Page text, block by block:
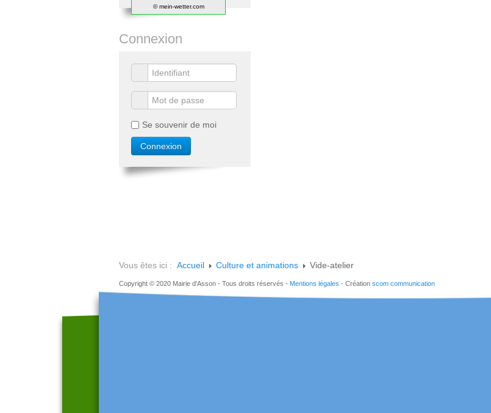
© mein-wetter.com
Connexion
Se souvenir de moi
Vous êtes ici : Accueil Culture et animations Vide-atelier
Copyright © 2020 Mairie d'Asson - Tous droits réservés - Mentions légales - Création scom communication